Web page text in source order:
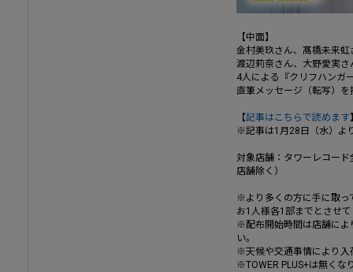
【中面】
金村美玖さん、髙橋未来虹
渡辺莉奈さん、大野愛実さ
4人による『クリフハンガ
直筆メッセージ（転写）を
【記事はこちらで読めます
※記事は1月28日（水）よ
対象店舗：タワーレコー
店舗除く）
※より多くの方に手に取っ
お1人様各1部までとさせ
※配布開始時間は店舗によ
い。
※天候や交通事情により入
※TOWER PLUS+は無くな